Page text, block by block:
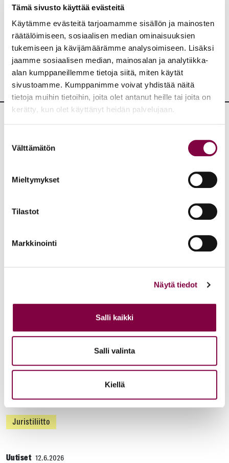
Tämä sivusto käyttää evästeitä
Käytämme evästeitä tarjoamamme sisällön ja mainosten
räätälöimiseen, sosiaalisen median ominaisuuksien
tukemiseen ja kävijämäärämme analysoimiseen. Lisäksi
jaamme sosiaalisen median, mainosalan ja analytiikka-
alan kumppaneillemme tietoja siitä, miten käytät
sivustoamme. Kumppanimme voivat yhdistää näitä
tietoja muihin tietoihin, joita olet antanut heille tai joita on
kerätty, kun olet käyttänyt heidän palvelujaan.
valinta
Välttämätön
Mieltymykset
Tilastot
Markkinointi
Näytä tiedot
Salli kaikki
Salli valinta
Kiellä
Juristiliitto Työelämä Työmarkkinat
JAA:
YTN: Tietoa AMK-alan lakosta
Uutiset 16.6.2026
Helsingin yliopiston ei pidä ratkaista tilakuluja
oikeustieteellisen opetuksen ja tutkimuksen
Työ- ja virkasuhdeneuvonta palvelee läpi kesän
Juristiliitto
Uutiset 12.6.2026